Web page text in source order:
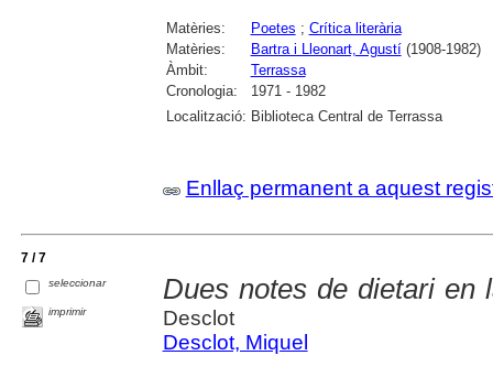
Matèries: Poetes ; Crítica literària
Matèries:
Bartra i Lleonart, Agustí(1908-1982)
Àmbit:
Terrassa
Cronologia:
1971 - 1982
Localització: Biblioteca Central de Terrassa
Enllaç permanent a aquest
7 / 7
seleccionar
imprimir
Dues notes de dietari en
Desclot
Desclot, Miquel